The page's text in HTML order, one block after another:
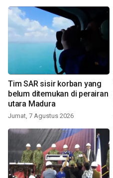
Tim SAR sisir korban yang
belum ditemukan di perairan
utara Madura
Jumat, 7 Agustus 2026